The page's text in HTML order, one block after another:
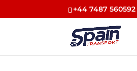
+44 7487 560592